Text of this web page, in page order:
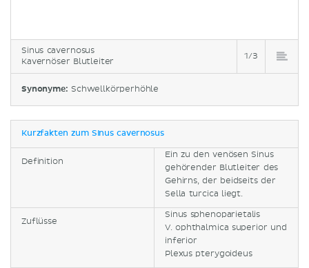
Sinus cavernosus
Kavernöser Blutleiter
1/3
Synonyme: Schwellkörperhöhle
Kurzfakten zum Sinus cavernosus
Definition
Ein zu den venösen Sinus
gehörender Blutleiter des
Gehirns, der beidseits der
Sella turcica liegt.
Zuflüsse
Sinus sphenoparietalis
V. ophthalmica superior und
inferior
Plexus pterygoideus